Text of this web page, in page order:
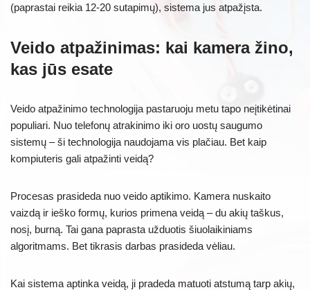
(paprastai reikia 12-20 sutapimų), sistema jus atpažįsta.
Veido atpažinimas: kai kamera žino,
kas jūs esate
Veido atpažinimo technologija pastaruoju metu tapo neįtikėtinai
populiari. Nuo telefonų atrakinimo iki oro uostų saugumo
sistemų – ši technologija naudojama vis plačiau. Bet kaip
kompiuteris gali atpažinti veidą?
Procesas prasideda nuo veido aptikimo. Kamera nuskaito
vaizdą ir ieško formų, kurios primena veidą – du akių taškus,
nosį, burną. Tai gana paprasta užduotis šiuolaikiniams
algoritmams. Bet tikrasis darbas prasideda vėliau.
Kai sistema aptinka veidą, ji pradeda matuoti atstumą tarp akių,